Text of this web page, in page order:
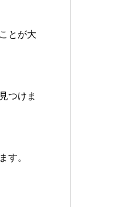
とが大
つけま
。